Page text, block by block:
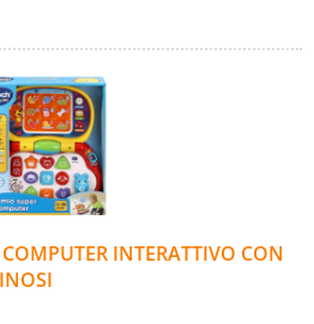
INTERATTIVO CON